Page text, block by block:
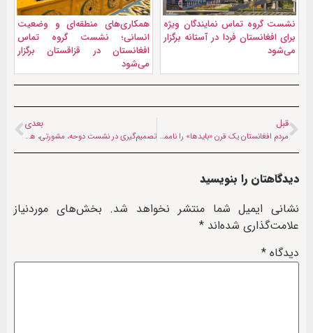
نشست گروه تماس نمایندگان ویژه
برای افغانستان فردا در آستانه برگزار
می‌شود
همکاری‌های منطقه‌ای و وضعیت
انسانی؛ نشست گروه تماس
افغانستان در قزاقستان برگزار
می‌شود
قبل
مردم افغانستان یک قرن «بایدها» را ناممکن کردند
بعدی
تصمیم‌گیری در نشست دوحه، مشورتی، همه‌جانبه و غیرتحمیلی باشد
دیدگاهتان را بنویسید
نشانی ایمیل شما منتشر نخواهد شد. بخش‌های موردنیاز
علامت‌گذاری شده‌اند *
دیدگاه *